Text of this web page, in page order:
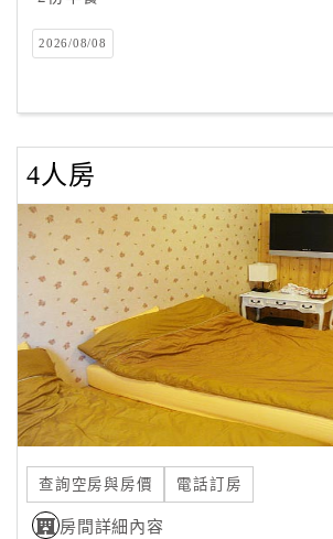
戶
客
服
聯
Line
線
上
客
服
紅
利
2026/08/08
4人房
查詢空房與房價 電話訂房
房間詳細內容